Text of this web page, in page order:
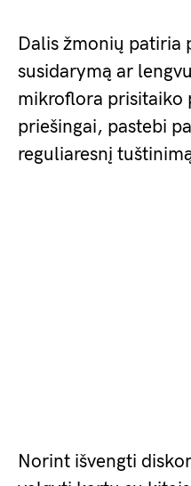
Dalis žmonių patiria
susidarymą ar
mikroflora prisitaiko
priešingai, pastebi
reguliaresnį
Norint išvengti